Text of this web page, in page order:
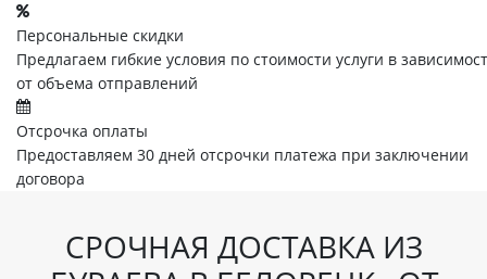
Персональные скидки
Предлагаем гибкие условия по стоимости услуги в
от объема отправлений
Отсрочка оплаты
Предоставляем 30 дней отсрочки платежа при заключении
договора
СРОЧНАЯ ДОСТАВКА ИЗ